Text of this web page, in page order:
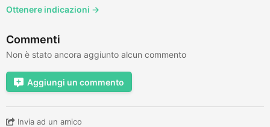
Ottenere indicazioni →
Commenti
Non è stato ancora aggiunto alcun commento
Aggiungi un commento
Invia ad un amico